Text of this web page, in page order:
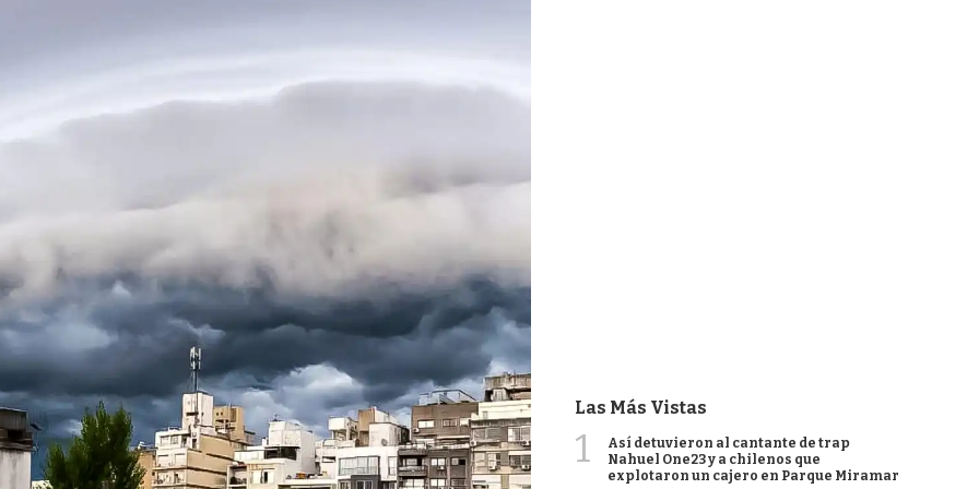
Las Más Vistas
1
Así detuvieron al cantante de trap
Nahuel One23 y a chilenos que
explotaron un cajero en Parque Miramar